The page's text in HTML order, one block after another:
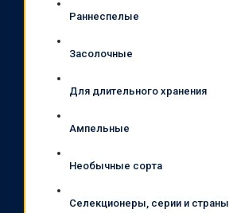
Раннеспелые
Засолочные
Для длительного хранения
Ампельные
Необычные сорта
Селекционеры, серии и страны